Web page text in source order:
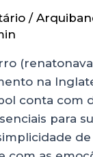
/
na
conta com
para